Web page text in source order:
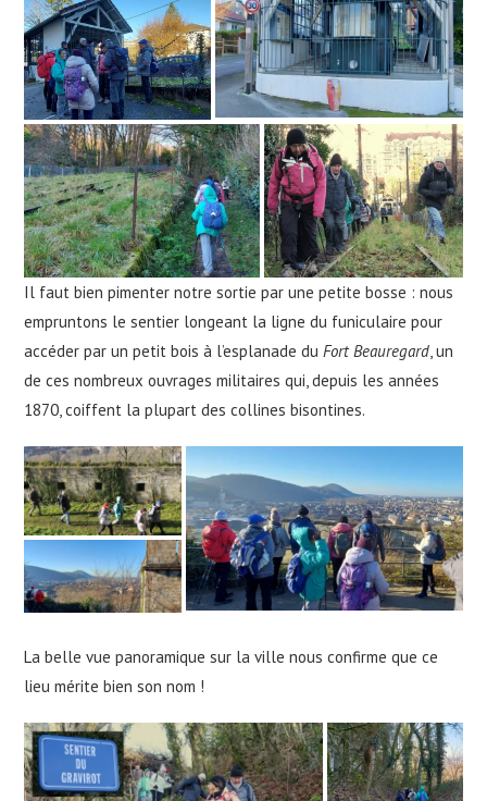
Il faut bien pimenter notre sortie par une petite bosse : nous
empruntons le sentier longeant la ligne du funiculaire pour
accéder par un petit bois à l’esplanade duFort Beauregard, un
de ces nombreux ouvrages militaires qui, depuis les années
1870, coiffent la plupart des collines bisontines.
La belle vue panoramique sur la ville nous confirme que ce
lieu mérite bien son nom !